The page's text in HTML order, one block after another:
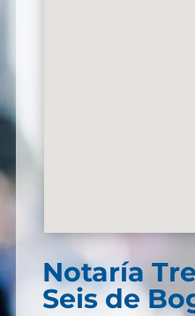
Notaría
Seis de